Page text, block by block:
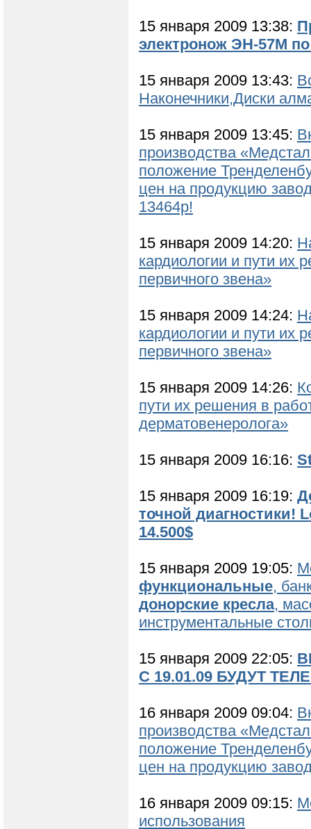
15 января 2009 13:38:
электронож ЭН-57М
15 января 2009 13:43:
Наконечники,Диски
15 января 2009 13:45:
производства
положение
цен на продукцию
13464р!
15 января 2009 14:20:
кардиологии и пути их
первичного звена»
15 января 2009 14:24:
кардиологии и пути их
первичного звена»
15 января 2009 14:26:
пути их решения в
дерматовенеролога»
15 января 2009 16:16:
15 января 2009 16:19:
точной
14.500$
15 января 2009 19:05:
функциональные,
донорские кресла,
инструментальные
15 января 2009 22:05:
С 19.01.09 БУДУТ
16 января 2009 09:04:
производства
положение
цен на продукцию
16 января 2009 09:15:
использования